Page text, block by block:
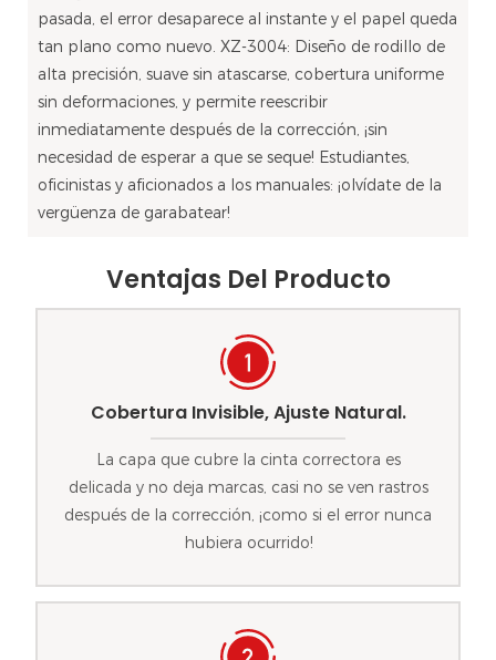
pasada, el error desaparece al instante y el papel queda
tan plano como nuevo. XZ-3004: Diseño de rodillo de
alta precisión, suave sin atascarse, cobertura uniforme
sin deformaciones, y permite reescribir
inmediatamente después de la corrección, ¡sin
necesidad de esperar a que se seque! Estudiantes,
oficinistas y aficionados a los manuales: ¡olvídate de la
vergüenza de garabatear!
Ventajas Del Producto
Cobertura Invisible, Ajuste Natural.
La capa que cubre la cinta correctora es
delicada y no deja marcas, casi no se ven rastros
después de la corrección, ¡como si el error nunca
hubiera ocurrido!